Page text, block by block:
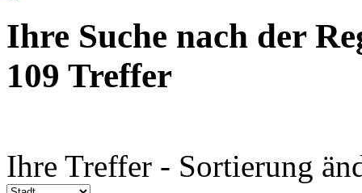
Ihre Suche nach der
109 Treffer
Ihre Treffer - Sortierung